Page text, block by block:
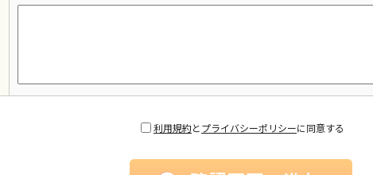
利用規約とプライバシーポリシーに同意する